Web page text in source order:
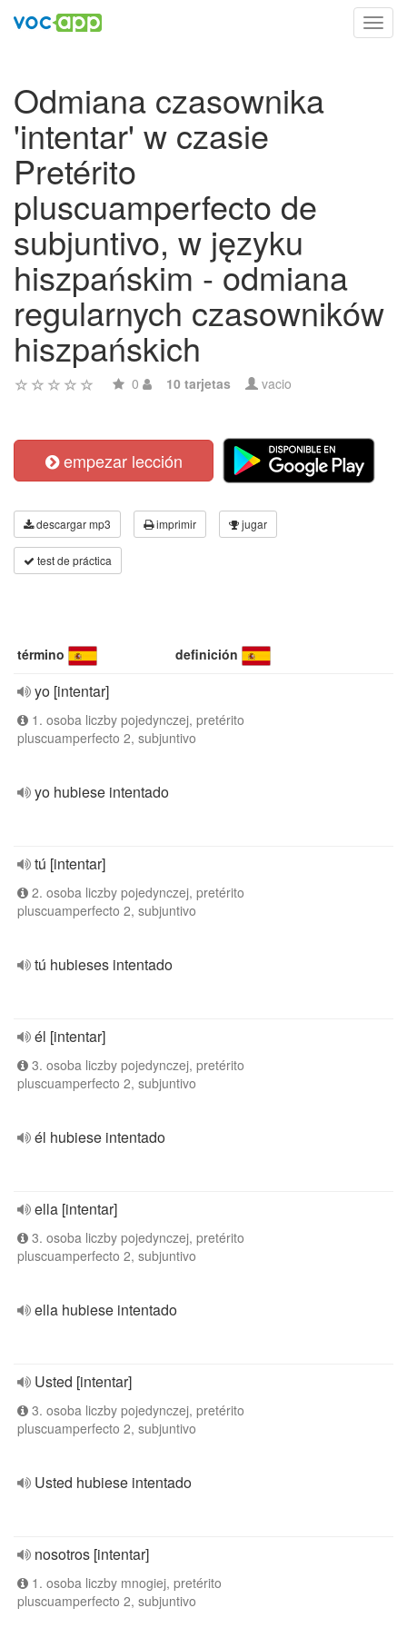
Odmiana czasownika
'intentar' w czasie
Pretérito
pluscuamperfecto de
subjuntivo, w języku
hiszpańskim - odmiana
regularnych czasowników
hiszpańskich
0 10 tarjetas vacio
empezar lección
descargar mp3 imprimir jugar
test de práctica
término definición
yo [intentar]
1. osoba liczby pojedynczej, pretérito
pluscuamperfecto 2, subjuntivo
yo hubiese intentado
tú [intentar]
2. osoba liczby pojedynczej, pretérito
pluscuamperfecto 2, subjuntivo
tú hubieses intentado
él [intentar]
3. osoba liczby pojedynczej, pretérito
pluscuamperfecto 2, subjuntivo
él hubiese intentado
ella [intentar]
3. osoba liczby pojedynczej, pretérito
pluscuamperfecto 2, subjuntivo
ella hubiese intentado
Usted [intentar]
3. osoba liczby pojedynczej, pretérito
pluscuamperfecto 2, subjuntivo
Usted hubiese intentado
nosotros [intentar]
1. osoba liczby mnogiej, pretérito
pluscuamperfecto 2, subjuntivo